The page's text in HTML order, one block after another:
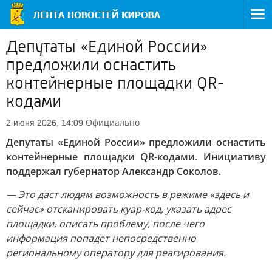
Депутаты «Единой России»
предложили оснастить
контейнерные площадки QR-
кодами
2 июня 2026, 14:09 Официально
Депутаты «Единой России» предложили оснастить
контейнерные площадки QR-кодами. Инициативу
поддержал губернатор Александр Соколов.
— Это даст людям возможность в режиме «здесь и
сейчас» отсканировать куар-код, указать адрес
площадки, описать проблему, после чего
информация попадет непосредственно
региональному оператору для реагирования.